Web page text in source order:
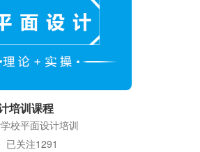
培训课程
校平面设计培训
已关注1291